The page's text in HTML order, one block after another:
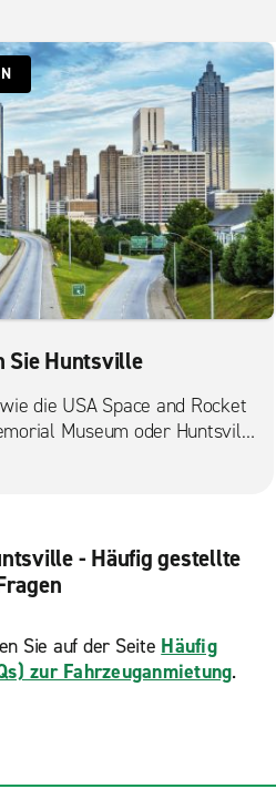
Sie Huntsville
die USA Space and Rocket
Museum oder Huntsville
- Häufig gestellte
Sie auf der Seite Häufig
zur Fahrzeuganmietung.